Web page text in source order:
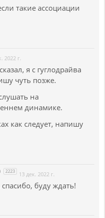
такие ассоциации
2022 г.
я с гуглодрайва
чуть позже.
на
динамике.
как следует, напишу
2223 13 дек. 2022 г.
буду ждать!